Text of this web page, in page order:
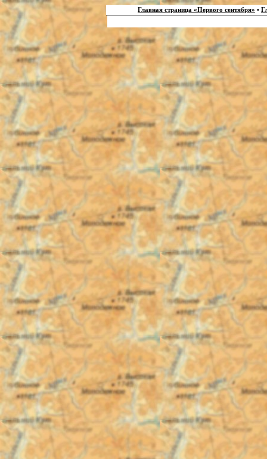
Главная страница «Первого сентября» •